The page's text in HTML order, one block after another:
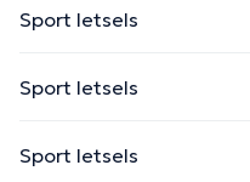
Sport letsels
Sport letsels
Sport letsels